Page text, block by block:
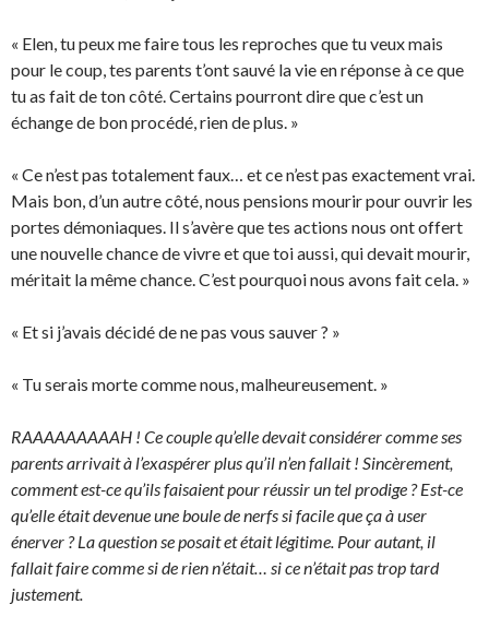
« Elen, tu peux me faire tous les reproches que tu veux mais
pour le coup, tes parents t’ont sauvé la vie en réponse à ce que
tu as fait de ton côté. Certains pourront dire que c’est un
échange de bon procédé, rien de plus. »
« Ce n’est pas totalement faux… et ce n’est pas exactement vrai.
Mais bon, d’un autre côté, nous pensions mourir pour ouvrir les
portes démoniaques. Il s’avère que tes actions nous ont offert
une nouvelle chance de vivre et que toi aussi, qui devait mourir,
méritait la même chance. C’est pourquoi nous avons fait cela. »
« Et si j’avais décidé de ne pas vous sauver ? »
« Tu serais morte comme nous, malheureusement. »
RAAAAAAAAAH ! Ce couple qu’elle devait considérer comme ses
parents arrivait à l’exaspérer plus qu’il n’en fallait ! Sincèrement,
comment est-ce qu’ils faisaient pour réussir un tel prodige ? Est-ce
qu’elle était devenue une boule de nerfs si facile que ça à user
énerver ? La question se posait et était légitime. Pour autant, il
fallait faire comme si de rien n’était… si ce n’était pas trop tard
justement.